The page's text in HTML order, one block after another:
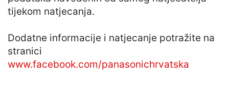
tijekom natjecanja.
Dodatne informacije i natjecanje potražite na
stranici
www.facebook.com/panasonichrvatska